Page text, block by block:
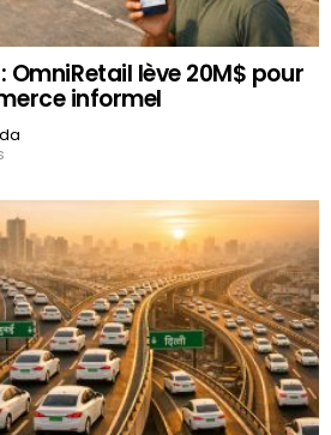
OmniRetail lève 20M$ pour
informel